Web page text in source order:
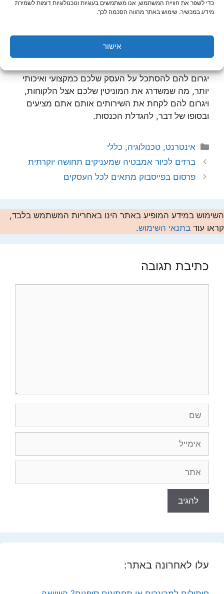
כדי לשפר את חוויית המשתמש, אנו משתמשים בעוגיות וטכנולוגיות דומות לשמירת
מידע במכשיר. שימוש באתר מהווה הסכמה לכך.
אישור
אתרים היא דרך לבנות כרטיס ביקור שבעזרת כתובת
אינטרנט פשוטה, כל אחד עם גישה לאינטרנט יוכל
יגרום להם להסתכל על העסק שלכם כמקצועי ואיכותי
יותר, מה שמשדרג את המוניטין שלכם אצל הלקוחות,
ויגרום להם לקחת את השירותים אותם אתם מציעים
ובסופו של דבר, להגדלת הכנסות.
קטגוריות
אינטרנט,טכנולוגיה, כללי
ברזים לכיור אמבטיה שמעניקים תחושה יוקרתית
פרסום בפייסבוק מתאים לכל העסקים
השימוש במידע המופיע באתר הינו באחריות המשתמש בלבד,
קראו עוד בתנאי השימוש.
כתיבת תגובה
עלו לאחרונה באתר: